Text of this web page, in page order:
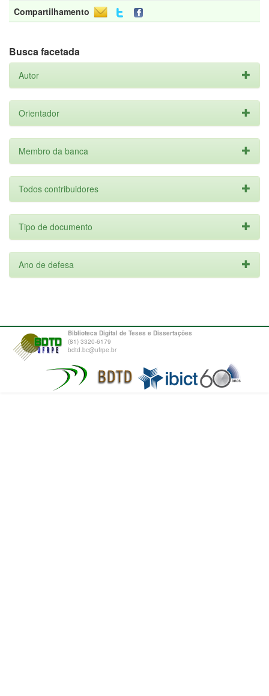
Compartilhamento
Busca facetada
Autor
Orientador
Membro da banca
Todos contribuidores
Tipo de documento
Ano de defesa
Biblioteca Digital de Teses e Dissertações
(81) 3320-6179
bdtd.bc@ufrpe.br